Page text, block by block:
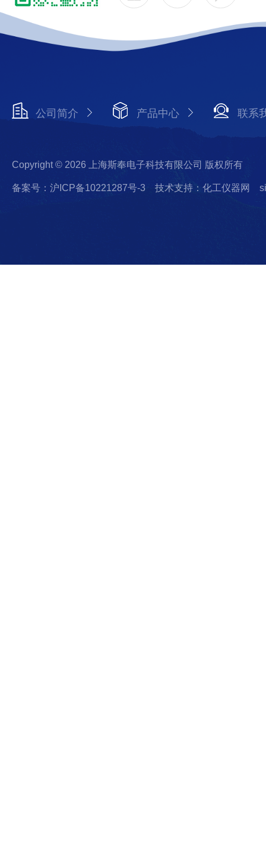
公司简介 产品中心 联系
Copyright © 2026 上海斯奉电子科技有限公司 版权所有
备案号：沪ICP备10221287号-3 技术支持：化工仪器网